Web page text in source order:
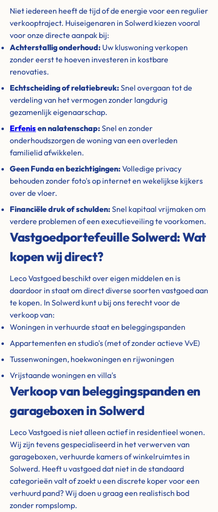
Niet iedereen heeft de tijd of de energie voor een regulier
verkooptraject. Huiseigenaren in Solwerd kiezen vooral
voor onze directe aanpak bij:
Achterstallig onderhoud: Uw kluswoning verkopen
zonder eerst te hoeven investeren in kostbare
renovaties.
Echtscheiding of relatiebreuk: Snel overgaan tot de
verdeling van het vermogen zonder langdurig
gezamenlijk eigenaarschap.
Erfenisen nalatenschap: Snel en zonder
onderhoudszorgen de woning van een overleden
familielid afwikkelen.
Geen Funda en bezichtigingen: Volledige privacy
behouden zonder foto's op internet en wekelijkse kijkers
over de vloer.
Financiële druk of schulden: Snel kapitaal vrijmaken om
verdere problemen of een executieveiling te voorkomen.
Vastgoedportefeuille Solwerd: Wat
kopen wij direct?
Leco Vastgoed beschikt over eigen middelen en is
daardoor in staat om direct diverse soorten vastgoed aan
te kopen. In Solwerd kunt u bij ons terecht voor de
verkoop van:
Woningen in verhuurde staat en beleggingspanden
Appartementen en studio's (met of zonder actieve VvE)
Tussenwoningen, hoekwoningen en rijwoningen
Vrijstaande woningen en villa's
Verkoop van beleggingspanden en
garageboxen in Solwerd
Leco Vastgoed is niet alleen actief in residentieel wonen.
Wij zijn tevens gespecialiseerd in het verwerven van
garageboxen, verhuurde kamers of winkelruimtes in
Solwerd. Heeft u vastgoed dat niet in de standaard
categorieën valt of zoekt u een discrete koper voor een
verhuurd pand? Wij doen u graag een realistisch bod
zonder rompslomp.